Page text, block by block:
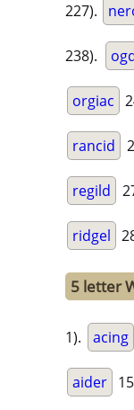
227).
238).
orgiac
rancid
regild
ridgel
5 letter
1). acing
aider